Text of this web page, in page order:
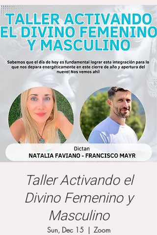
Taller Activando el
Divino Femenino y
Masculino
Sun, Dec 15
  |
Zoom